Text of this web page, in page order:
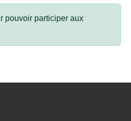
pouvoir participer aux